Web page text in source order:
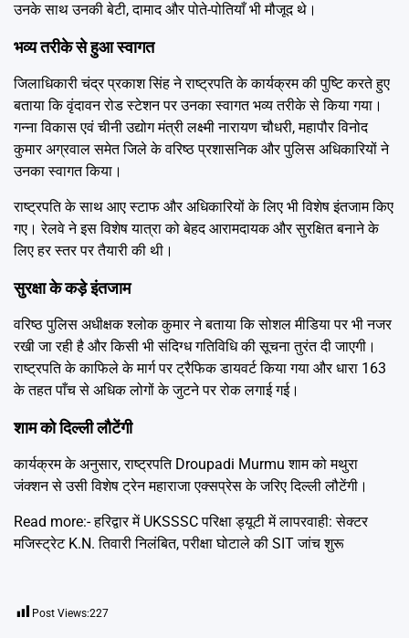
उनके साथ उनकी बेटी, दामाद और पोते-पोतियाँ भी मौजूद थे।
भव्य तरीके से हुआ स्वागत
जिलाधिकारी चंद्र प्रकाश सिंह ने राष्ट्रपति के कार्यक्रम की पुष्टि करते हुए
बताया कि वृंदावन रोड स्टेशन पर उनका स्वागत भव्य तरीके से किया गया।
गन्ना विकास एवं चीनी उद्योग मंत्री लक्ष्मी नारायण चौधरी, महापौर विनोद
कुमार अग्रवाल समेत जिले के वरिष्ठ प्रशासनिक और पुलिस अधिकारियों ने
उनका स्वागत किया।
राष्ट्रपति के साथ आए स्टाफ और अधिकारियों के लिए भी विशेष इंतजाम किए
गए। रेलवे ने इस विशेष यात्रा को बेहद आरामदायक और सुरक्षित बनाने के
लिए हर स्तर पर तैयारी की थी।
सुरक्षा के कड़े इंतजाम
वरिष्ठ पुलिस अधीक्षक श्लोक कुमार ने बताया कि सोशल मीडिया पर भी नजर
रखी जा रही है और किसी भी संदिग्ध गतिविधि की सूचना तुरंत दी जाएगी।
राष्ट्रपति के काफिले के मार्ग पर ट्रैफिक डायवर्ट किया गया और धारा 163
के तहत पाँच से अधिक लोगों के जुटने पर रोक लगाई गई।
शाम को दिल्ली लौटेंगी
कार्यक्रम के अनुसार, राष्ट्रपति Droupadi Murmu शाम को मथुरा
जंक्शन से उसी विशेष ट्रेन महाराजा एक्सप्रेस के जरिए दिल्ली लौटेंगी।
Read more:-हरिद्वार में UKSSSC परिक्षा ड्यूटी में लापरवाही: सेक्टर
मजिस्ट्रेट K.N. तिवारी निलंबित, परीक्षा घोटाले की SIT जांच शुरू
Post Views:227